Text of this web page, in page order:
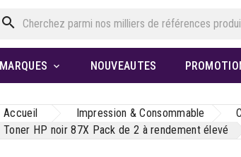
search
MARQUES  NOUVEAUTES
Accueil Impression & Consommable
Toner HP noir 87X Pack de 2 à rendement élevé